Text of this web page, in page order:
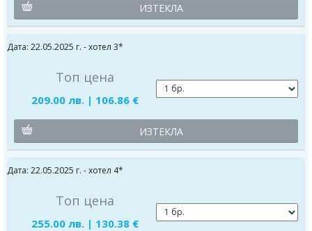
ИЗТЕКЛА
Дата: 22.05.2025 г. - хотел 3*
Топ цена
209.00 лв. | 106.86 €
ИЗТЕКЛА
Дата: 22.05.2025 г. - хотел 4*
Топ цена
255.00 лв. | 130.38 €